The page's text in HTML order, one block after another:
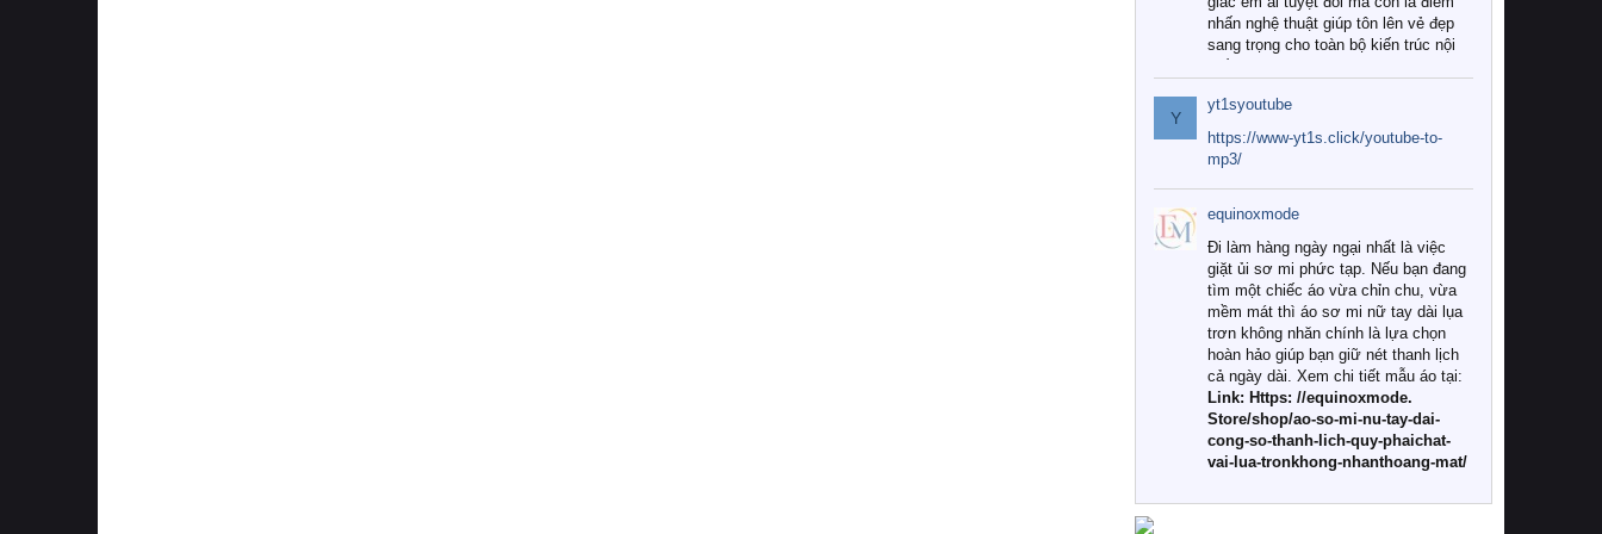
nhấn nghệ thuật giúp tôn lên vẻ đẹp
sang trọng cho toàn bộ kiến trúc nội
Tuy nhiên, giữa thị trường đa dạng
với vô vàn thương hiệu và mẫu mã
như hiện nay, làm thế nào để chọn
được những bộ chăn ga gối đệm cao
cấp thực sự chất lượng, phù hợp với
khí hậu và nhu cầu sử dụng của gia
đình? Hãy cùng chúng tôi đi tìm lời
giải đáp chi tiết qua bài viết dưới đây.
1. Tại sao các gia đình hiện đại lại ưa
chuộng chăn ga gối đệm cao cấp?
Khác với các dòng sản phẩm thông
thường, những bộ chăn ga gối đệm
cao cấp trải qua quy trình sản xuất
nghiêm ngặt từ khâu chọn lọc nguyên
liệu tự nhiên đến công nghệ dệt
nhuộm hiện đại không chứa hóa chất
Y
yt1syoutube
https://www-yt1s.click/youtube-to-
mp3/
equinoxmode
Đi làm hàng ngày ngại nhất là việc
giặt ủi sơ mi phức tạp. Nếu bạn đang
tìm một chiếc áo vừa chỉn chu, vừa
mềm mát thì áo sơ mi nữ tay dài lụa
trơn không nhăn chính là lựa chọn
hoàn hảo giúp bạn giữ nét thanh lịch
cả ngày dài. Xem chi tiết mẫu áo tại:
Link: Https: //equinoxmode.
Store/shop/ao-so-mi-nu-tay-dai-
cong-so-thanh-lich-quy-phaichat-
vai-lua-tronkhong-nhanthoang-mat/